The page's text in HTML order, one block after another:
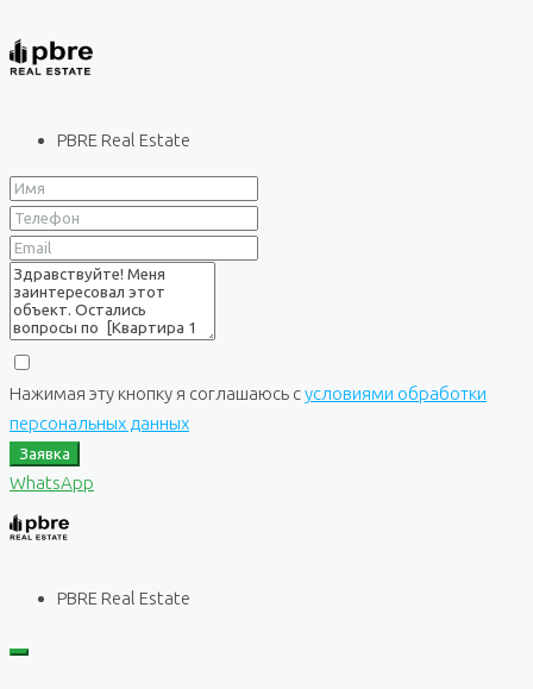
PBRE Real Estate
Нажимая эту кнопку я соглашаюсь сусловиями обработки
персональных данных
Заявка
WhatsApp
PBRE Real Estate